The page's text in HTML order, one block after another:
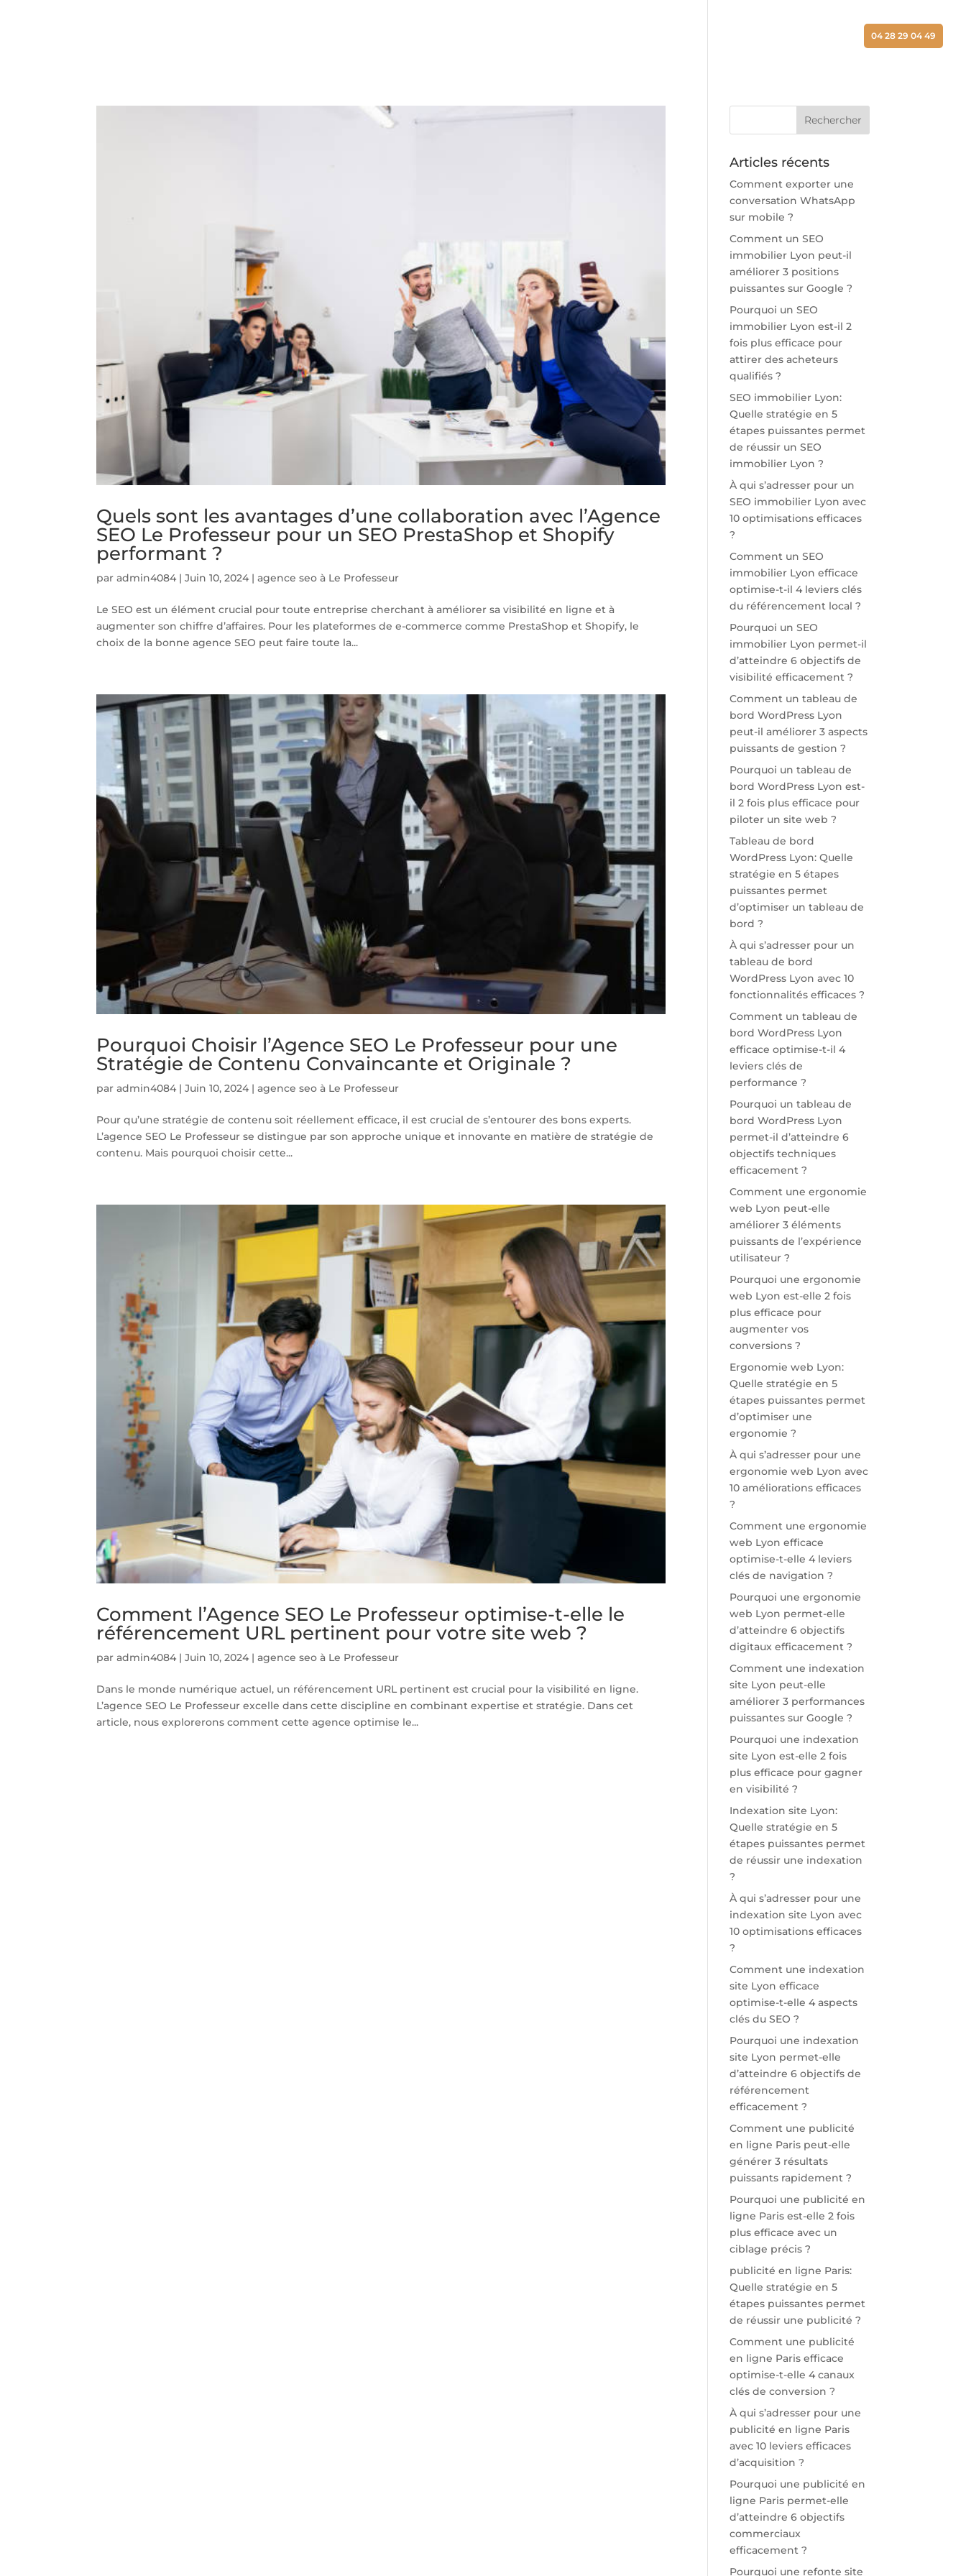
04 28 29 04 49
Quels sont les avantages d’une collaboration avec l’Agence
SEO Le Professeur pour un SEO PrestaShop et Shopify
performant ?
paradmin4084 |Juin 10, 2024 |agence seo à Le Professeur
Le SEO est un élément crucial pour toute entreprise cherchant à améliorer sa visibilité en ligne et à
augmenter son chiffre d’affaires. Pour les plateformes de e-commerce comme PrestaShop et Shopify, le
choix de la bonne agence SEO peut faire toute la...
Pourquoi Choisir l’Agence SEO Le Professeur pour une
Stratégie de Contenu Convaincante et Originale ?
paradmin4084 |Juin 10, 2024 |agence seo à Le Professeur
Pour qu’une stratégie de contenu soit réellement efficace, il est crucial de s’entourer des bons experts.
L’agence SEO Le Professeur se distingue par son approche unique et innovante en matière de stratégie de
contenu. Mais pourquoi choisir cette...
Comment l’Agence SEO Le Professeur optimise-t-elle le
référencement URL pertinent pour votre site web ?
paradmin4084 |Juin 10, 2024 |agence seo à Le Professeur
Dans le monde numérique actuel, un référencement URL pertinent est crucial pour la visibilité en ligne.
L’agence SEO Le Professeur excelle dans cette discipline en combinant expertise et stratégie. Dans cet
article, nous explorerons comment cette agence optimise le...
Articles récents
Comment exporter une
conversation WhatsApp
sur mobile ?
Comment un SEO
immobilier Lyon peut-il
améliorer 3 positions
puissantes sur Google ?
Pourquoi un SEO
immobilier Lyon est-il 2
fois plus efficace pour
attirer des acheteurs
qualifiés ?
SEO immobilier Lyon:
Quelle stratégie en 5
étapes puissantes permet
de réussir un SEO
immobilier Lyon ?
À qui s’adresser pour un
SEO immobilier Lyon avec
10 optimisations efficaces
?
Comment un SEO
immobilier Lyon efficace
optimise-t-il 4 leviers clés
du référencement local ?
Pourquoi un SEO
immobilier Lyon permet-il
d’atteindre 6 objectifs de
visibilité efficacement ?
Comment un tableau de
bord WordPress Lyon
peut-il améliorer 3 aspects
puissants de gestion ?
Pourquoi un tableau de
bord WordPress Lyon est-
il 2 fois plus efficace pour
piloter un site web ?
Tableau de bord
WordPress Lyon: Quelle
stratégie en 5 étapes
puissantes permet
d’optimiser un tableau de
bord ?
À qui s’adresser pour un
tableau de bord
WordPress Lyon avec 10
fonctionnalités efficaces ?
Comment un tableau de
bord WordPress Lyon
efficace optimise-t-il 4
leviers clés de
performance ?
Pourquoi un tableau de
bord WordPress Lyon
permet-il d’atteindre 6
objectifs techniques
efficacement ?
Comment une ergonomie
web Lyon peut-elle
améliorer 3 éléments
puissants de l’expérience
utilisateur ?
Pourquoi une ergonomie
web Lyon est-elle 2 fois
plus efficace pour
augmenter vos
conversions ?
Ergonomie web Lyon:
Quelle stratégie en 5
étapes puissantes permet
d’optimiser une
ergonomie ?
À qui s’adresser pour une
ergonomie web Lyon avec
10 améliorations efficaces
?
Comment une ergonomie
web Lyon efficace
optimise-t-elle 4 leviers
clés de navigation ?
Pourquoi une ergonomie
web Lyon permet-elle
d’atteindre 6 objectifs
digitaux efficacement ?
Comment une indexation
site Lyon peut-elle
améliorer 3 performances
puissantes sur Google ?
Pourquoi une indexation
site Lyon est-elle 2 fois
plus efficace pour gagner
en visibilité ?
Indexation site Lyon:
Quelle stratégie en 5
étapes puissantes permet
de réussir une indexation
?
À qui s’adresser pour une
indexation site Lyon avec
10 optimisations efficaces
?
Comment une indexation
site Lyon efficace
optimise-t-elle 4 aspects
clés du SEO ?
Pourquoi une indexation
site Lyon permet-elle
d’atteindre 6 objectifs de
référencement
efficacement ?
Comment une publicité
en ligne Paris peut-elle
générer 3 résultats
puissants rapidement ?
Pourquoi une publicité en
ligne Paris est-elle 2 fois
plus efficace avec un
ciblage précis ?
publicité en ligne Paris:
Quelle stratégie en 5
étapes puissantes permet
de réussir une publicité ?
Comment une publicité
en ligne Paris efficace
optimise-t-elle 4 canaux
clés de conversion ?
À qui s’adresser pour une
publicité en ligne Paris
avec 10 leviers efficaces
d’acquisition ?
Pourquoi une publicité en
ligne Paris permet-elle
d’atteindre 6 objectifs
commerciaux
efficacement ?
Pourquoi une refonte site